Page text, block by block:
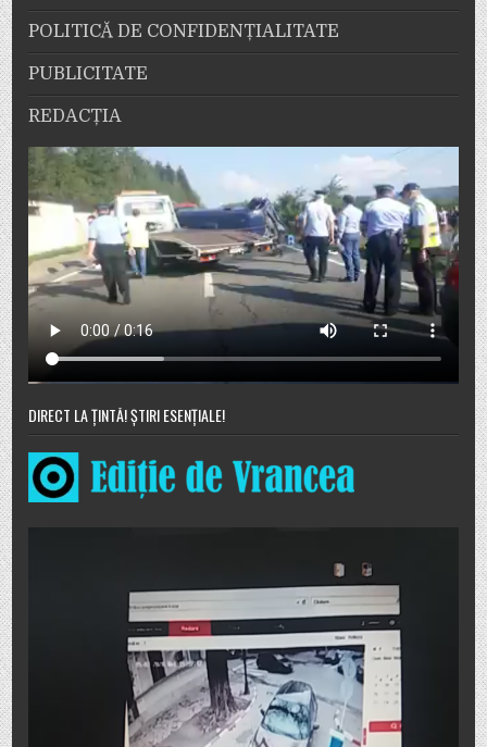
POLITICĂ DE CONFIDENȚIALITATE
PUBLICITATE
REDACȚIA
DIRECT LA ȚINTĂ! ȘTIRI ESENȚIALE!